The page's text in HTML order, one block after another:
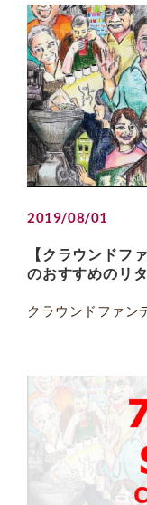
2019/08/01
【クラウンドフ
のおすすめのリ
クラウンドファ